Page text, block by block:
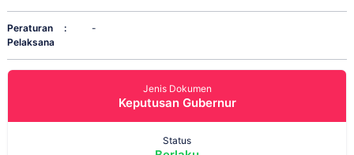
Peraturan
Pelaksana
: -
Jenis Dokumen
Keputusan Gubernur
Status